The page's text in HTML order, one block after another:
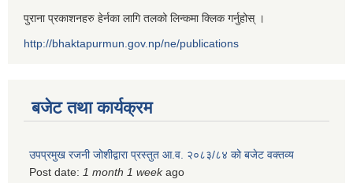
पुराना प्रकाशनहरु हेर्नका लागि तलको लिन्कमा क्लिक गर्नुहोस् ।
http://bhaktapurmun.gov.np/ne/publications
बजेट तथा कार्यक्रम
उपप्रमुख रजनी जोशीद्वारा प्रस्तुत आ.व. २०८३/८४ को बजेट वक्तव्य
Post date: 1 month 1 weekago